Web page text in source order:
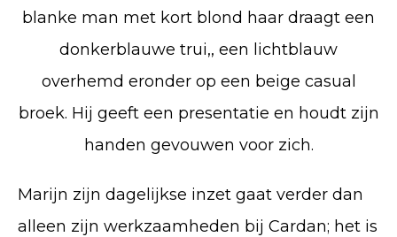
Marijn zijn dagelijkse inzet gaat verder dan
alleen zijn werkzaamheden bij Cardan; het is